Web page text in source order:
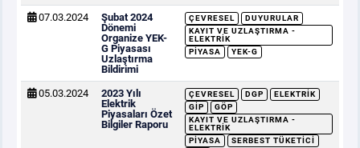
07.03.2024
Şubat 2024
Dönemi
Organize YEK-
G Piyasası
Uzlaştırma
Bildirimi
ÇEVRESEL
DUYURULAR
KAYIT VE UZLAŞTIRMA -
ELEKTRIK
PIYASA
YEK-G
05.03.2024
2023 Yılı
Elektrik
Piyasaları Özet
Bilgiler Raporu
ÇEVRESEL DGP
ELEKTRIK
GİP
GÖP
KAYIT VE UZLAŞTIRMA -
ELEKTRIK
PIYASA
SERBEST TÜKETICI